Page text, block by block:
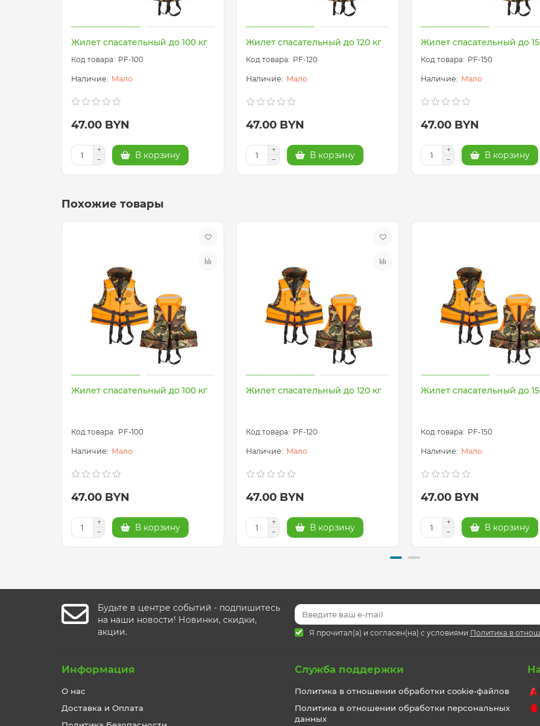
Жилет спасательный до 100 кг
PF-100
Мало
47.00 BYN
В корзину
Жилет спасательный до 120 кг
PF-120
Мало
47.00 BYN
В корзину
Жилет спасательный до
PF-150
Мало
47.00 BYN
В корзину
Похожие товары
Жилет спасательный до 100 кг
PF-100
Мало
47.00 BYN
В корзину
Жилет спасательный до 120 кг
PF-120
Мало
47.00 BYN
В корзину
Жилет спасательный до
PF-150
Мало
47.00 BYN
В корзину
Будьте в центре событий - подпишитесь
на наши новости! Новинки, скидки,
акции.
Я прочитал(а) и согласен(на) с условиями Политика в
Информация
О нас
Доставка и Оплата
Служба поддержки
Политика в отношении обработки cookie-файлов
Политика в отношении обработки персональных
данных